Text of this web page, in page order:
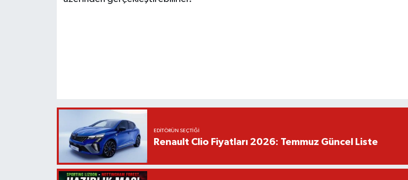
EDITÖRÜN SEÇTIĞI
Renault Clio Fiyatları 2026: Temmuz Güncel Liste